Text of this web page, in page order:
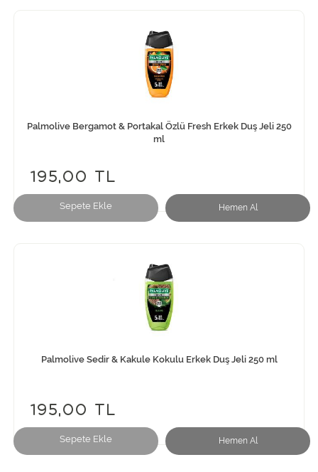
Sepete Ekle Hemen Al
Palmolive Bergamot & Portakal Özlü Fresh Erkek Duş Jeli 250
ml
195,00 TL
Sepete Ekle Hemen Al
Palmolive Sedir & Kakule Kokulu Erkek Duş Jeli 250 ml
195,00 TL